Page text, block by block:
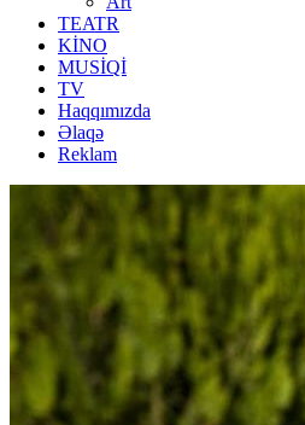
TEATR
KİNO
MUSİQİ
TV
Haqqımızda
Əlaqə
Reklam